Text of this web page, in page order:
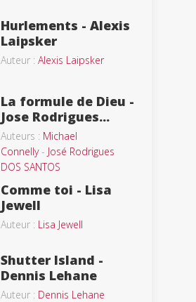
Hurlements - Alexis
Laipsker
Auteur : Alexis Laipsker
La formule de Dieu -
Jose Rodrigues...
Auteurs : Michael
Connelly- José Rodrigues
DOS SANTOS
Comme toi - Lisa
Jewell
Auteur : Lisa Jewell
Shutter Island -
Dennis Lehane
Auteur : Dennis Lehane